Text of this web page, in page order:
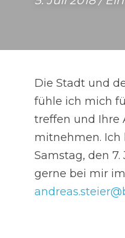
Die Stadt und
fühle ich mich
treffen und Ihre
mitnehmen. Ich
Samstag, den 7.